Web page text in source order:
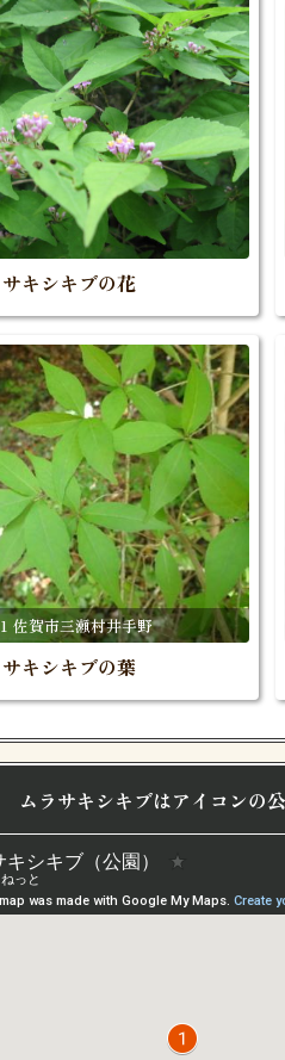
キシキブの花
佐賀市三瀬村井手野
キシキブの葉
ムラサキシキブはアイコンの